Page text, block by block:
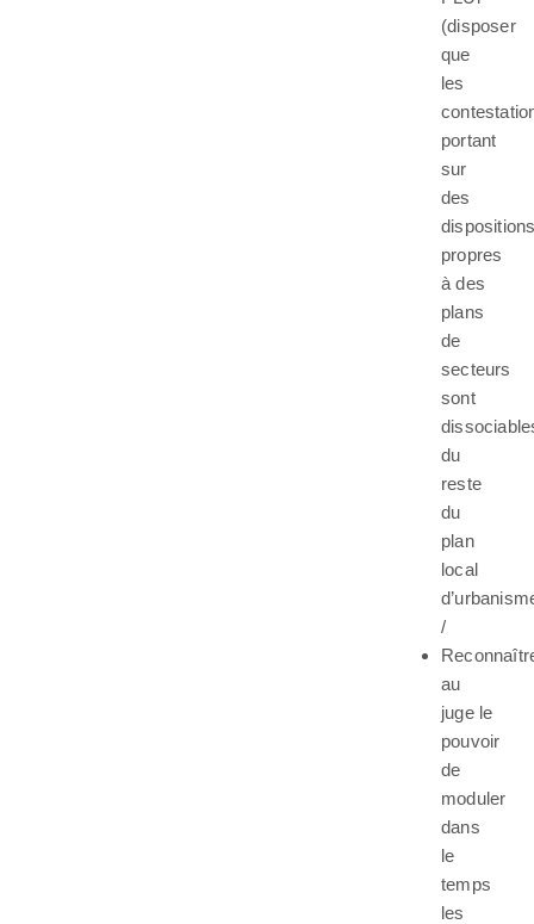
(disposer
que
les
portant
sur
des
propres
à des
plans
de
secteurs
sont
du
reste
du
plan
local
/
au
juge le
pouvoir
de
moduler
dans
le
temps
les